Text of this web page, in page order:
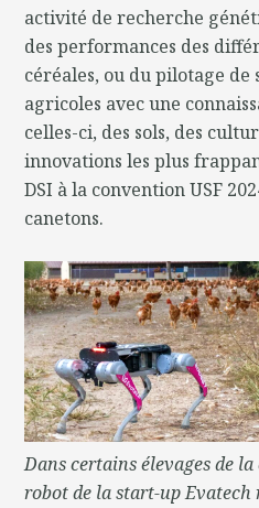
activité de recherche
des performances des
céréales, ou du pilotage de
agricoles avec une
celles-ci, des sols, des
innovations les plus
DSI à la convention USF
canetons.
Dans certains élevages de
robot de la start-up